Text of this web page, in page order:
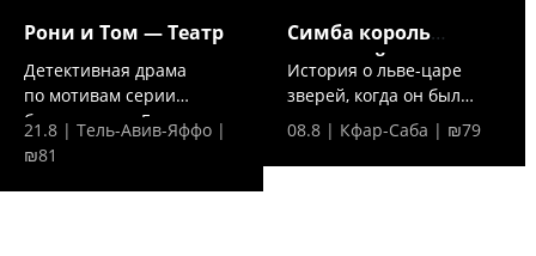
Рони и Том — Театр
Детективная драма
по мотивам серии
бестселлеров Гиоры
Хамицера....
21.8 | Тель-Авив-Яффо |
₪81
Симба король
джунглей —
История о льве-царе
зверей, когда он был
просто милым
львенком...
08.8 | Кфар-Саба | ₪79